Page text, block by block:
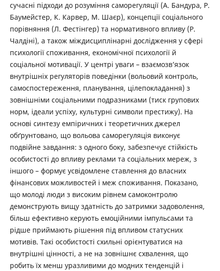
сучасні підходи до розуміння саморегуляції (А. Бандура, Р.
Баумейстер, К. Карвер, М. Шаєр), концепції соціального
порівняння (Л. Фестінгер) та нормативного впливу (Р.
Чалдіні), а також міждисциплінарні дослідження у сфері
психології споживання, економічної психології й
соціальної мотивації. У центрі уваги – взаємозв’язок
внутрішніх регуляторів поведінки (вольовий контроль,
самоспостереження, планування, цілепокладання) з
зовнішніми соціальними подразниками (тиск групових
норм, ідеали успіху, культурні символи престижу). На
основі синтезу емпіричних і теоретичних джерел
обґрунтовано, що вольова саморегуляція виконує
подвійне завдання: з одного боку, забезпечує стійкість
особистості до впливу реклами та соціальних мереж, з
іншого – формує усвідомлене ставлення до власних
фінансових можливостей і меж споживання. Показано,
що молоді люди з високим рівнем самоконтролю
демонструють вищу здатність до затримки задоволення,
більш ефективно керують емоційними імпульсами та
рідше приймають рішення під впливом статусних
мотивів. Такі особистості схильні орієнтуватися на
внутрішні цінності, а не на зовнішнє схвалення, що
робить їх менш уразливими до модних тенденцій і